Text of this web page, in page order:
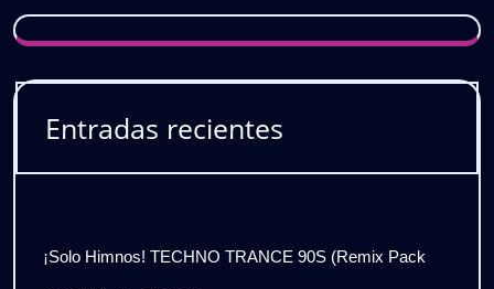
Entradas recientes
¡Solo Himnos! TECHNO TRANCE 90S (Remix Pack